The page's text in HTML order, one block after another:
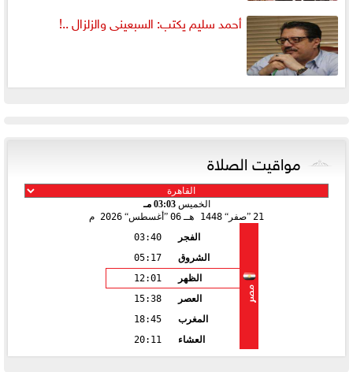
أحمد سليم يكتب: السبعينى والزلزال ..!
مواقيت الصلاة
الخميس03:03 مـ
21
صفر 1448 هـ 06 أغسطس 2026 م
مصر
الفجر
03:40
الشروق
05:17
الظهر
12:01
العصر
15:38
المغرب
18:45
العشاء
20:11